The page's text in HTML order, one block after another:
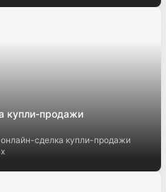
купли-продажи
сделка купли-продажи